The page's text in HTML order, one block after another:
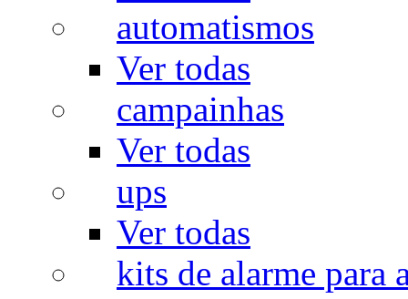
automatismos
Ver todas
campainhas
Ver todas
ups
Ver todas
kits de alarme para